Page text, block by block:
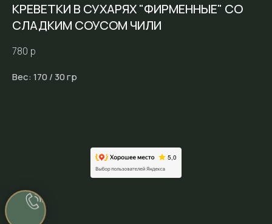
КРЕВЕТКИ В СУХАРЯХ "ФИРМЕННЫЕ" СО
СЛАДКИМ СОУСОМ ЧИЛИ
780 р
Вес: 170 / 30 гр